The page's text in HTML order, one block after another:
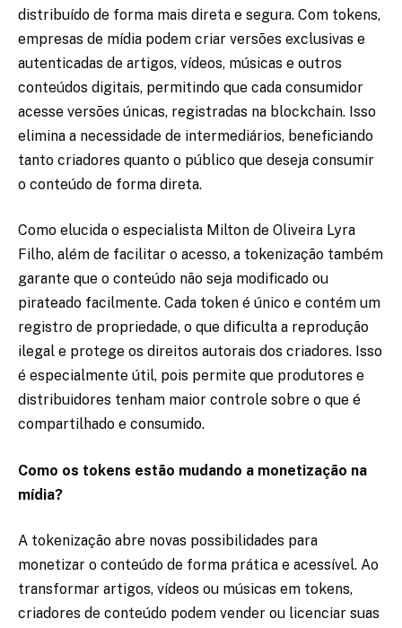
distribuído de forma mais direta e segura. Com tokens,
empresas de mídia podem criar versões exclusivas e
autenticadas de artigos, vídeos, músicas e outros
conteúdos digitais, permitindo que cada consumidor
acesse versões únicas, registradas na blockchain. Isso
elimina a necessidade de intermediários, beneficiando
tanto criadores quanto o público que deseja consumir
o conteúdo de forma direta.
Como elucida o especialista Milton de Oliveira Lyra
Filho, além de facilitar o acesso, a tokenização também
garante que o conteúdo não seja modificado ou
pirateado facilmente. Cada token é único e contém um
registro de propriedade, o que dificulta a reprodução
ilegal e protege os direitos autorais dos criadores. Isso
é especialmente útil, pois permite que produtores e
distribuidores tenham maior controle sobre o que é
compartilhado e consumido.
Como os tokens estão mudando a monetização na
mídia?
A tokenização abre novas possibilidades para
monetizar o conteúdo de forma prática e acessível. Ao
transformar artigos, vídeos ou músicas em tokens,
criadores de conteúdo podem vender ou licenciar suas